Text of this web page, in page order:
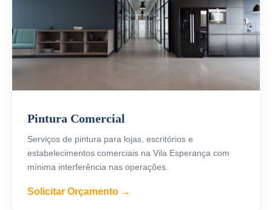
Pintura Comercial
Serviços de pintura para lojas, escritórios e
estabelecimentos comerciais na Vila Esperança com
mínima interferência nas operações.
Solicitar Orçamento →